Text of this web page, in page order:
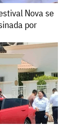
Nova se
por